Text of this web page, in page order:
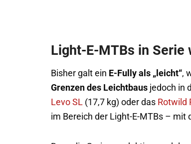
Light-E-MTBs in Serie
Bisher galt ein E-Fully als „leicht“,
Grenzen des Leichtbaus jedoch in
Levo SL (17,7 kg) oder das Rotwild
im Bereich der Light-E-MTBs –